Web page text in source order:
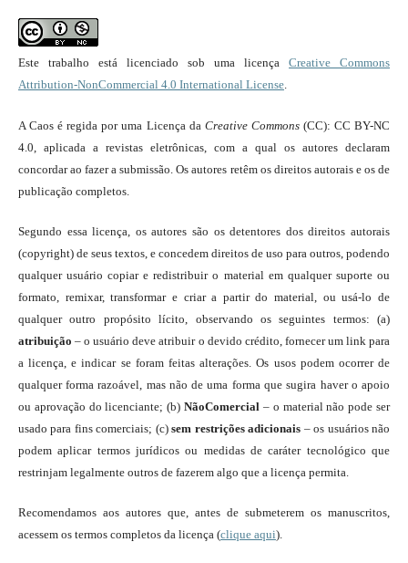
Este trabalho está licenciado sob uma licençaCreative Commons
Attribution-NonCommercial 4.0 International License.
A Caos é regida por uma Licença da Creative Commons(CC): CC BY-NC
4.0, aplicada a revistas eletrônicas, com a qual os autores declaram
concordar ao fazer a submissão. Os autores retêm os direitos autorais e os de
publicação completos.
Segundo essa licença, os autores são os detentores dos direitos autorais
(copyright) de seus textos, e concedem direitos de uso para outros, podendo
qualquer usuário copiar e redistribuir o material em qualquer suporte ou
formato, remixar, transformar e criar a partir do material, ou usá-lo de
qualquer outro propósito lícito, observando os seguintes termos: (a)
atribuição – o usuário deve atribuir o devido crédito, fornecer um link para
a licença, e indicar se foram feitas alterações. Os usos podem ocorrer de
qualquer forma razoável, mas não de uma forma que sugira haver o apoio
ou aprovação do licenciante; (b)NãoComercial – o material não pode ser
usado para fins comerciais; (c)sem restrições adicionais – os usuários não
podem aplicar termos jurídicos ou medidas de caráter tecnológico que
restrinjam legalmente outros de fazerem algo que a licença permita.
Recomendamos aos autores que, antes de submeterem os manuscritos,
acessem os termos completos da licença (clique aqui).